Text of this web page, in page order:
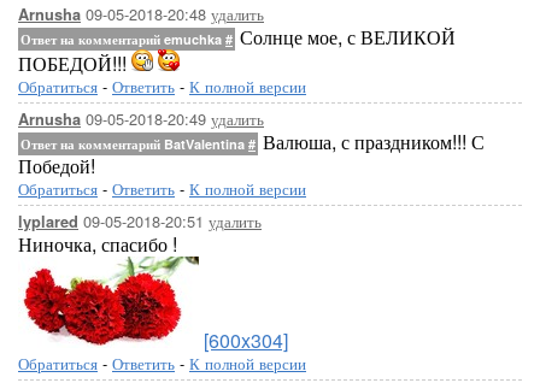
Arnusha 09-05-2018-20:48 удалить
Ответ на комментарий emuchka # Солнце мое, с ВЕЛИКОЙ
ПОБЕДОЙ!!!
Обратиться - Ответить - К полной версии
Arnusha 09-05-2018-20:49 удалить
Ответ на комментарий BatValentina # Валюша, с праздником!!! С
Победой!
Обратиться - Ответить - К полной версии
lyplared 09-05-2018-20:51 удалить
Ниночка, спасибо !
[600x304]
Обратиться - Ответить - К полной версии